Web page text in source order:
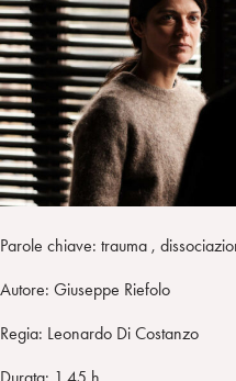
a
d
n
t
t
e
r
r
a
m
Parole chiave: trauma ,
Autore: Giuseppe Riefolo
Regia: Leonardo Di Costanzo